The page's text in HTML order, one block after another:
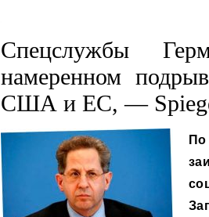
Спецслужбы
намеренном
США и ЕС, —